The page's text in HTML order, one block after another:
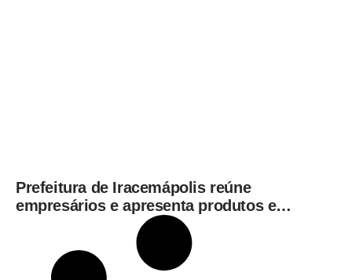
Prefeitura de Iracemápolis reúne
empresários e apresenta produtos e
serviços do Governo do Estado